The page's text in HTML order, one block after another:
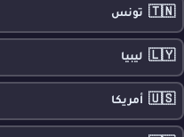
🇹🇳 تونس
🇱🇾 ليبيا
🇺🇸 أمريكا